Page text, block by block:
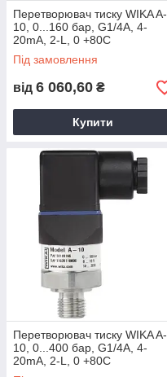
Перетворювач тиску WIKA A-
10, 0...160 бар, G1/4А, 4-
20mA, 2-L, 0 +80С
Під замовлення
від 6 060,60 ₴
Купити
Перетворювач тиску WIKA A-
10, 0...400 бар, G1/4А, 4-
20mA, 2-L, 0 +80С